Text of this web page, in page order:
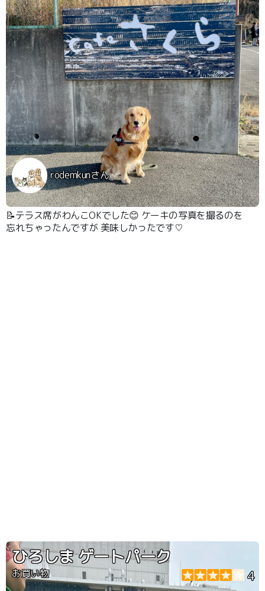
rodemkunさん
📝テラス席がわんこOKでした😊 ケーキの写真を撮るのを
忘れちゃったんですが 美味しかったです♡
ひろしま ゲートパーク
お買い物 4